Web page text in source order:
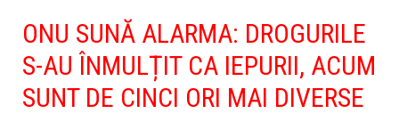
ONU SUNĂ ALARMA: DROGURILE
S-AU ÎNMULȚIT CA IEPURII, ACUM
SUNT DE CINCI ORI MAI DIVERSE